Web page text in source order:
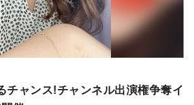
チャンス!チャンネル出演権争奪イ